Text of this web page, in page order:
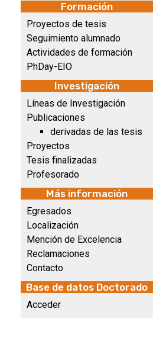
Formación
Proyectos de tesis
Seguimiento alumnado
Actividades de formación
PhDay-EIO
Investigación
Líneas de Investigación
Publicaciones
derivadas de las tesis
Proyectos
Tesis finalizadas
Profesorado
Más información
Egresados
Localización
Mención de Excelencia
Reclamaciones
Contacto
Base de datos Doctorado
Acceder